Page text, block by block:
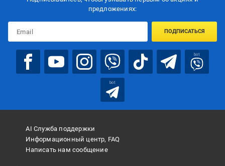
предложениях:
ПОДПИСАТЬСЯ
bot
bot
AI Служба поддержки
Информационный центр, FAQ
Написать нам сообщение